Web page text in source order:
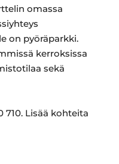
omassa
on pyöräparkki.
kerroksissa
sekä
Lisää kohteita